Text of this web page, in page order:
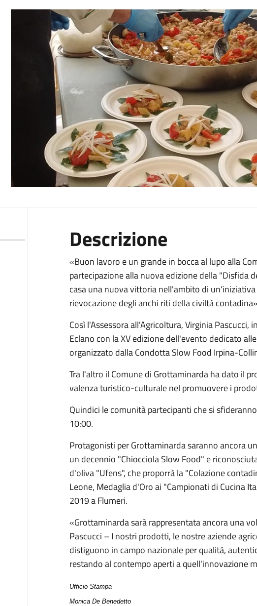
Descrizione
«Buon lavoro e un grande in bocca al lupo alla
partecipazione alla nuova edizione della "Disfida
casa una nuova vittoria nell'ambito di
rievocazione degli anchi riti della civiltà
Così l'Assessora all'Agricoltura, Virginia
Eclano con la XV edizione dell'evento dedicato
organizzato dalla Condotta Slow Food Irpina-
Tra l'altro il Comune di Grottaminarda ha dato il
valenza turistico-culturale nel promuovere i
Quindici le comunità partecipanti che si
10:00.
Protagonisti per Grottaminarda saranno ancora
un decennio "Chiocciola Slow Food" e
d'oliva "Ufens", che proporrà la "Colazione
Leone, Medaglia d'Oro ai "Campionati di Cucina
2019 a Flumeri.
«Grottaminarda sarà rappresentata ancora una
Pascucci – I nostri prodotti, le nostre aziende
distiguono in campo nazionale per qualità,
restando al contempo aperti a quell'innovazione
Ufficio Stampa
Monica De Benedetto